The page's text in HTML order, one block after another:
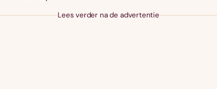
Lees verder na de advertentie